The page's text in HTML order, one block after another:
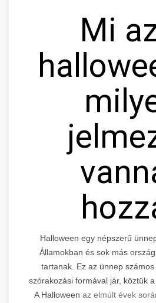
Mi
Halloween egy népszerű
Államokban és sok más
tartanak. Ez az ünnep
szórakozási formával jár, köztük
A Halloween az elmúlt évek